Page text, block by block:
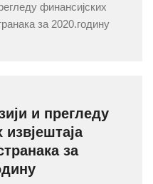
финансијских
за 2020.годину
и прегледу
за